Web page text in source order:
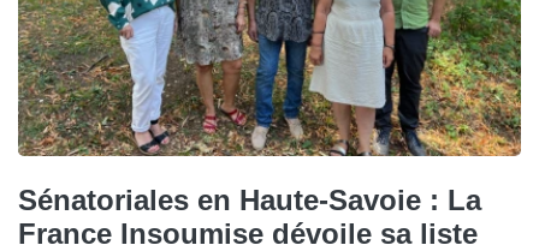
Sénatoriales en Haute-Savoie : La
France Insoumise dévoile sa liste